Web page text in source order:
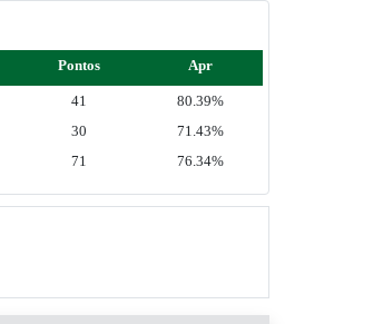
Pontos Apr
41
80.39%
30
71.43%
71 76.34%